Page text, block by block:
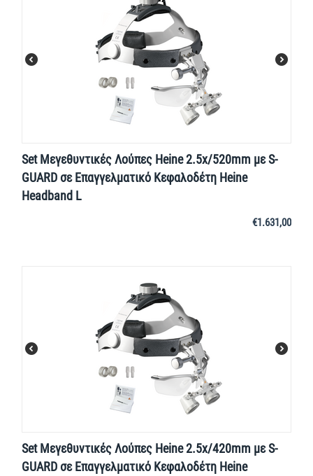
Set Μεγεθυντικές Λούπες Heine 2.5x/520mm με S-
GUARD σε Επαγγελματικό Κεφαλοδέτη Heine
Headband L
€1.631,00
Set Μεγεθυντικές Λούπες Heine 2.5x/420mm με S-
GUARD σε Επαγγελματικό Κεφαλοδέτη Heine